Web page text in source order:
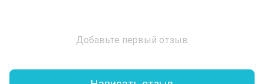
Добавьте первый отзыв